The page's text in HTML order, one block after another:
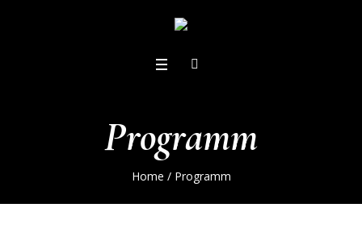
Programm
Home / Programm